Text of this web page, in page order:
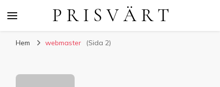
P R I S V Ä R T
Hem webmaster (Sida 2)